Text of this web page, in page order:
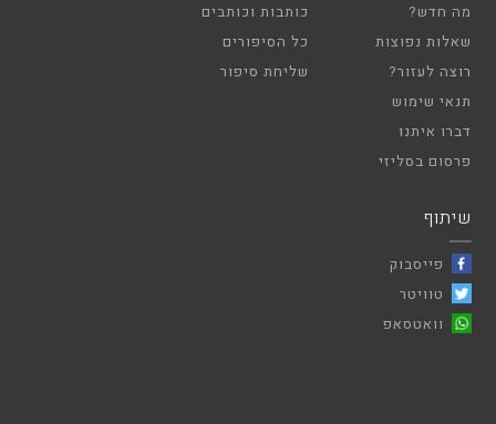
מה חדש?
שאלות נפוצות
רוצה לעזור?
תנאי שימוש
דברו איתנו
פרסום בסליזי
כותבות וכותבים
כל הסיפורים
שליחת סיפור
שיתוף
פייסבוק
טוויטר
וואטסאפ